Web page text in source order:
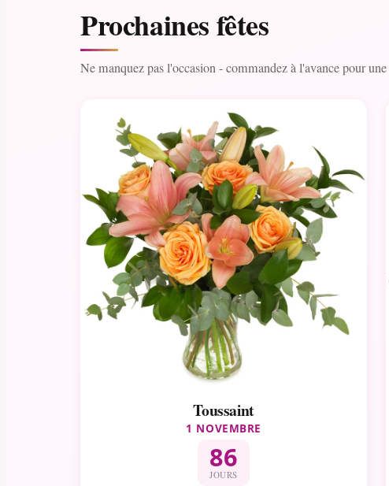
Prochaines fêtes
Ne manquez pas l'occasion - commandez à l'avance pour
Toussaint
1 NOVEMBRE
86
JOURS